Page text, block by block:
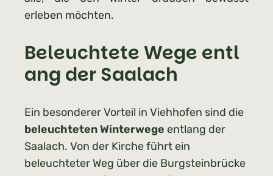
erleben möchten.
Beleuchtete Wege entl
ang der Saalach
Ein besonderer Vorteil in Viehhofen sind die
beleuchteten Winterwege entlang der
Saalach. Von der Kirche führt ein
beleuchteter Weg über die Burgsteinbrücke